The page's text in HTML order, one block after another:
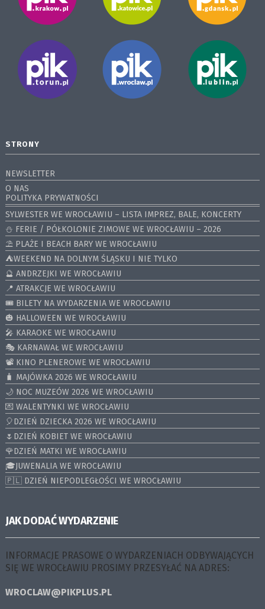
STRONY
NEWSLETTER
O NAS
POLITYKA PRYWATNOŚCI
SYLWESTER WE WROCŁAWIU – LISTA IMPREZ, BALE, KONCERTY
⛄️ FERIE / PÓŁKOLONIE ZIMOWE WE WROCŁAWIU – 2026
⛱️ PLAŻE I BEACH BARY WE WROCŁAWIU
⛺️WEEKEND NA DOLNYM ŚLĄSKU I NIE TYLKO
🔮 ANDRZEJKI WE WROCŁAWIU
📍 ATRAKCJE WE WROCŁAWIU
🎟️ BILETY NA WYDARZENIA WE WROCŁAWIU
🎃 HALLOWEEN WE WROCŁAWIU
🎤 KARAOKE WE WROCŁAWIU
🎭 KARNAWAŁ WE WROCŁAWIU
📽️ KINO PLENEROWE WE WROCŁAWIU
🧳 MAJÓWKA 2026 WE WROCŁAWIU
🌙 NOC MUZEÓW 2026 WE WROCŁAWIU
💌 WALENTYNKI WE WROCŁAWIU
🎈DZIEŃ DZIECKA 2026 WE WROCŁAWIU
🌷DZIEŃ KOBIET WE WROCŁAWIU
🌹DZIEŃ MATKI WE WROCŁAWIU
🎓JUWENALIA WE WROCŁAWIU
🇵🇱 DZIEŃ NIEPODLEGŁOŚCI WE WROCŁAWIU
JAK DODAĆ WYDARZENIE
INFORMACJE PRASOWE O WYDARZENIACH ODBYWAJĄCYCH
SIĘ WE WROCŁAWIU PROSIMY PRZESYŁAĆ NA ADRES:
WROCLAW@PIKPLUS.PL